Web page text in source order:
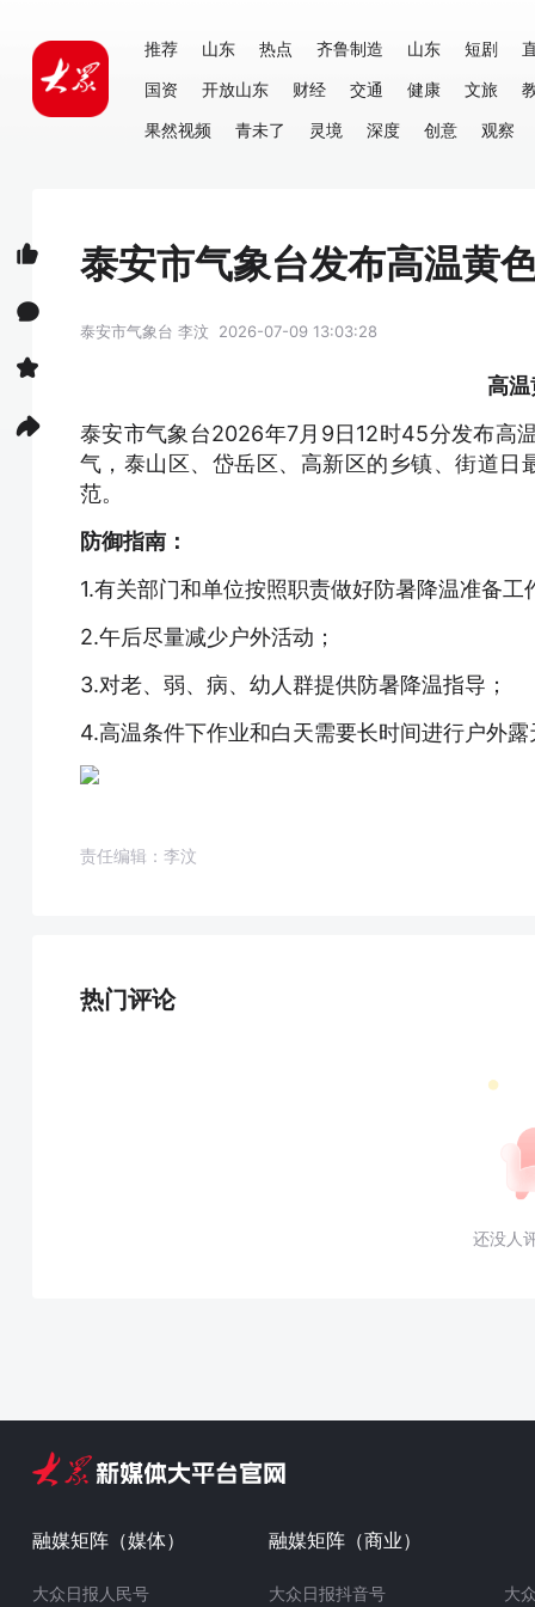
推荐 山东 热点 齐鲁制造 山东 短剧
国资
开放山东 财经 交通 健康 文旅
果然视频
青未了 灵境 深度 创意 观察
泰安市气象台发布高温黄
泰安市气象台 李汶 2026-07-09 13:03:28
高
泰安市气象台2026年7月9日12时45分发布高
气，泰山区、岱岳区、高新区的乡镇、街道
范。
防御指南：
1.有关部门和单位按照职责做好防暑降温准备工
2.午后尽量减少户外活动；
3.对老、弱、病、幼人群提供防暑降温指导；
4.高温条件下作业和白天需要长时间进行户外
责任编辑：李汶
热门评论
还没人
融媒矩阵（媒体）
大众日报人民号
融媒矩阵（商业）
大众日报抖音号 大